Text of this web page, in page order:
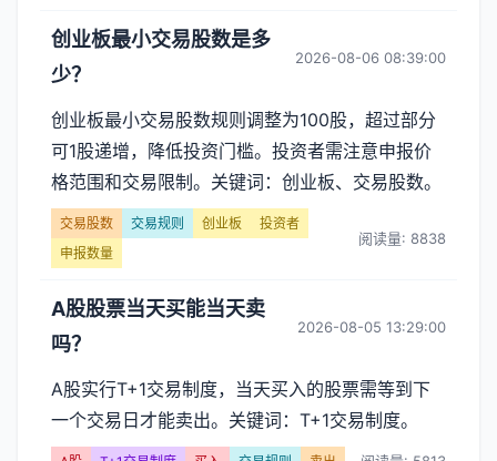
创业板最小交易股数是多
少？
2026-08-06 08:39:00
创业板最小交易股数规则调整为100股，超过部分
可1股递增，降低投资门槛。投资者需注意申报价
格范围和交易限制。关键词：创业板、交易股数。
交易股数 交易规则 创业板
投资者
申报数量
阅读量: 8838
A股股票当天买能当天卖
吗？
2026-08-05 13:29:00
A股实行T+1交易制度，当天买入的股票需等到下
一个交易日才能卖出。关键词：T+1交易制度。